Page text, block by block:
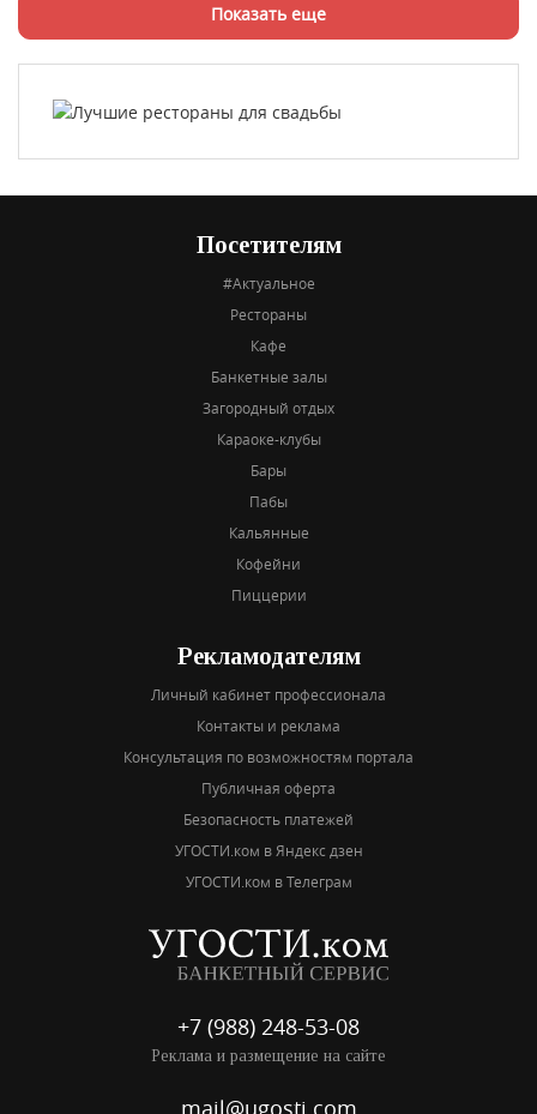
Показать еще
Посетителям
#Актуальное
Рестораны
Кафе
Банкетные залы
Загородный отдых
Караоке-клубы
Бары
Пабы
Кальянные
Кофейни
Пиццерии
Рекламодателям
Личный кабинет профессионала
Контакты и реклама
Консультация по возможностям портала
Публичная оферта
Безопасность платежей
УГОСТИ.ком в Яндекс дзен
УГОСТИ.ком в Телеграм
+7 (988) 248-53-08
Реклама и размещение на сайте
mail@ugosti.com